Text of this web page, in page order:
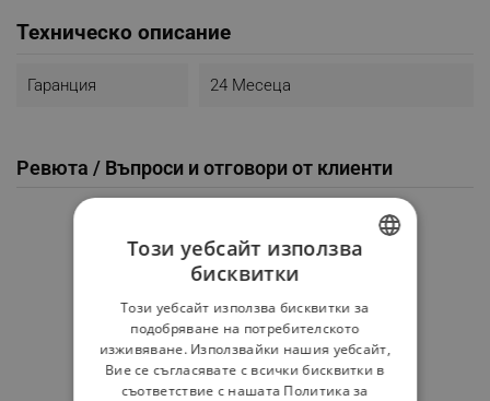
Техническо описание
Гаранция 24 Месеца
Ревюта / Въпроси и отговори от клиенти
0.0
★★★★★
0 Ревю
Този уебсайт използва
бисквитки
Този уебсайт използва бисквитки за
подобряване на потребителското
изживяване. Използвайки нашия уебсайт,
Вие се съгласявате с всички бисквитки в
съответствие с нашата Политика за